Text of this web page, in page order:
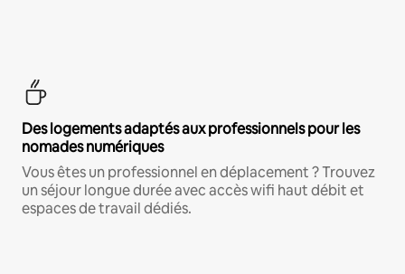
Des logements adaptés aux professionnels pour les
nomades numériques
Vous êtes un professionnel en déplacement ? Trouvez
un séjour longue durée avec accès wifi haut débit et
espaces de travail dédiés.